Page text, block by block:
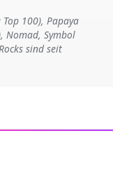
100), Papaya
Nomad, Symbol
sind seit